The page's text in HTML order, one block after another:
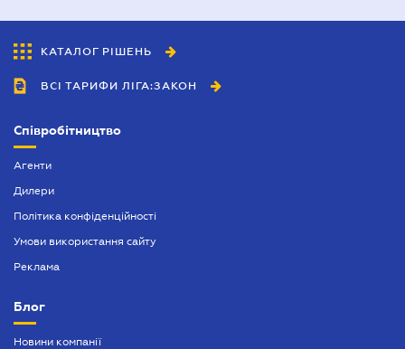
КАТАЛОГ РІШЕНЬ
ВСІ ТАРИФИ ЛІГА:ЗАКОН
Співробітництво
Агенти
Дилери
Політика конфіденційності
Умови використання сайту
Реклама
Блог
Новини компанії